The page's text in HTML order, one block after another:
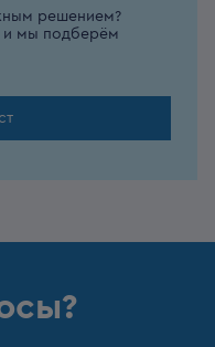
решением?
и мы подберём